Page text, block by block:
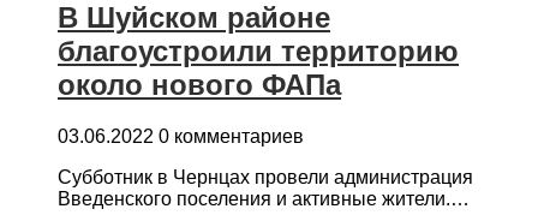
В Шуйском районе
благоустроили территорию
около нового ФАПа
03.06.2022 0 комментариев
Субботник в Чернцах провели администрация
Введенского поселения и активные жители.…